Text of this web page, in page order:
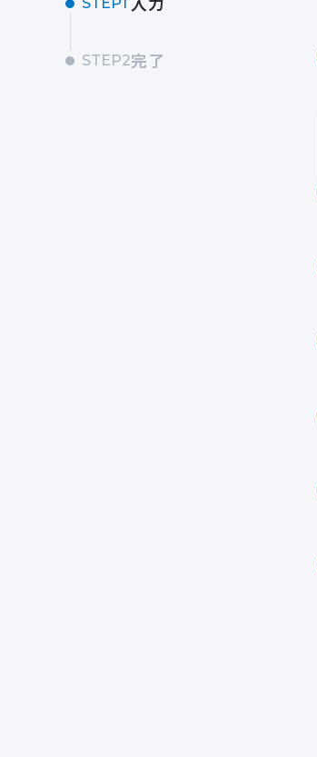
STEP2完了